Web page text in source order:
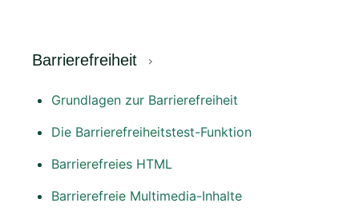
Barrierefreiheit
Grundlagen zur Barrierefreiheit
Die Barrierefreiheitstest-Funktion
Barrierefreies HTML
Barrierefreie Multimedia-Inhalte